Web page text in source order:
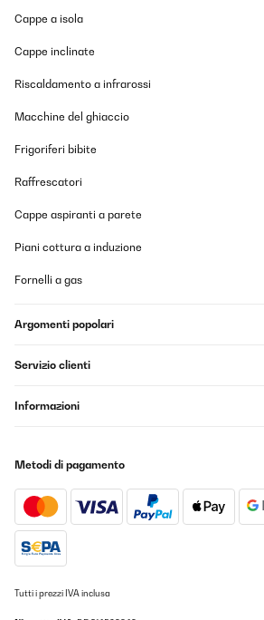
Im Zusammenspiel mit einem
Zimmer im Winter warm. Ist zwar dafür
consumo que ofrezca un calor directo y
infrarrojos, no calienta el aire como un
cómodo y no reseca el ambiente.Los 700
par de metros. Por eso es ideal colocarlo
disminuye bastante y no calienta tanto la
detección de presencia ayuda a ahorrar
o dormir sin ruidos.El diseño es moderno,
directo y agradable, y la comodidad de
estás relativamente cerca de él.
Usuario/a de amazon
Tradurre
Cappe a isola
Cappe inclinate
Riscaldamento a infrarossi
Macchine del ghiaccio
Frigoriferi bibite
Raffrescatori
Cappe aspiranti a parete
Piani cottura a induzione
Fornelli a gas
Argomenti popolari
Servizio clienti
Informazioni
Metodi di pagamento
Tutti i prezzi IVA inclusa